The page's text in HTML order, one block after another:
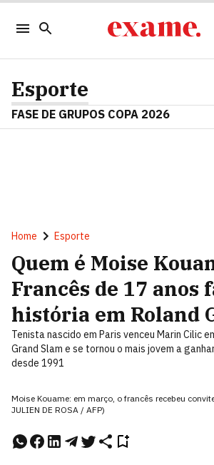
Esporte
FASE DE GRUPOS COPA 2026
Home Esporte
Quem é Moise
Francês de 17 anos
história em Roland
Tenista nascido em Paris venceu Marin Cilic
Grand Slam e se tornou o mais jovem a
desde 1991
Moise Kouame: em março, o francês recebeu
JULIEN DE ROSA / AFP)